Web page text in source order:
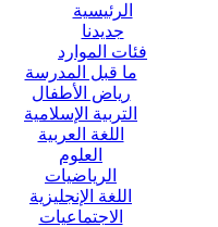
الرئيسية
جديدنا
فئات الموارد
ما قبل المدرسة
رياض الأطفال
التربية الإسلامية
اللغة العربية
العلوم
الرياضيات
اللغة الإنجليزية
الاجتماعيات